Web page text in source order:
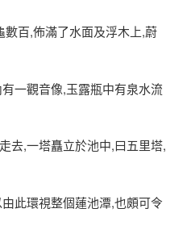
百,佈滿了水面及浮木上,蔚
一觀音像,玉露瓶中有泉水流
去,一塔矗立於池中,曰五里塔,
此環視整個蓮池潭,也頗可令